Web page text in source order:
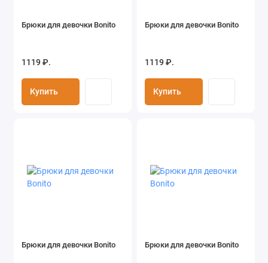
Брюки для девочки Bonito
1119 ₽.
Купить
Брюки для девочки Bonito
1119 ₽.
Купить
Брюки для девочки Bonito Брюки для девочки Bonito